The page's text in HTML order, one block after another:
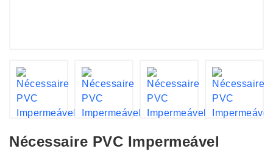
Nécessaire PVC Impermeável